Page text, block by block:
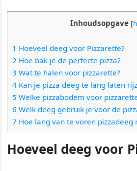
Inhoudsopgave [
1 Hoeveel deeg voor Pizzarette?
2 Hoe bak je de perfecte pizza?
3 Wat te halen voor pizzarette?
4 Kan je pizza deeg te lang laten
5 Welke pizzabodem voor
6 Welk deeg gebruik je voor de
7 Hoe lang van te voren pizzadeeg
Hoeveel deeg voor